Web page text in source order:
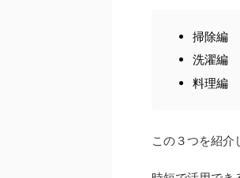
掃除編
洗濯編
料理編
この３つを紹介